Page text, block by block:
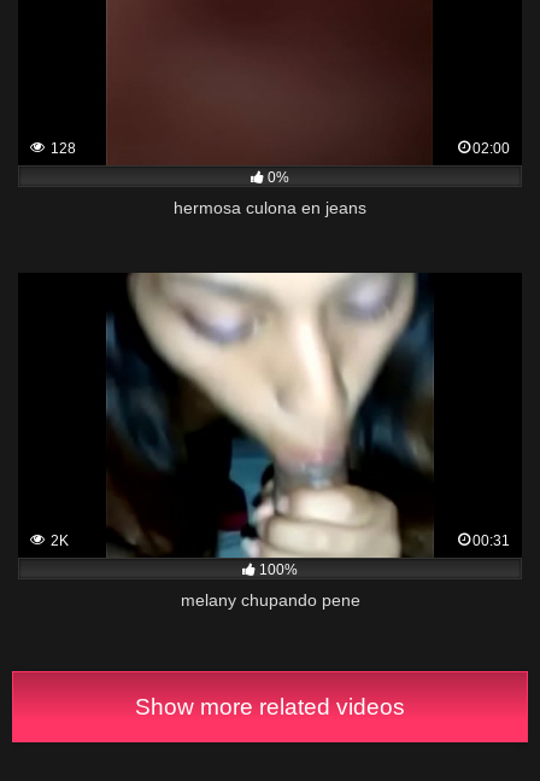
128
02:00
0%
hermosa culona en jeans
2K
00:31
100%
melany chupando pene
Show more related videos